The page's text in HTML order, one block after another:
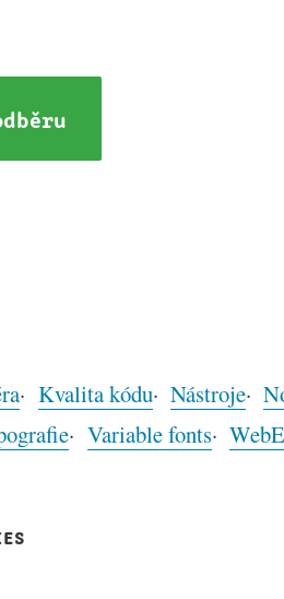
Kvalita kódu Nástroje
Variable fonts